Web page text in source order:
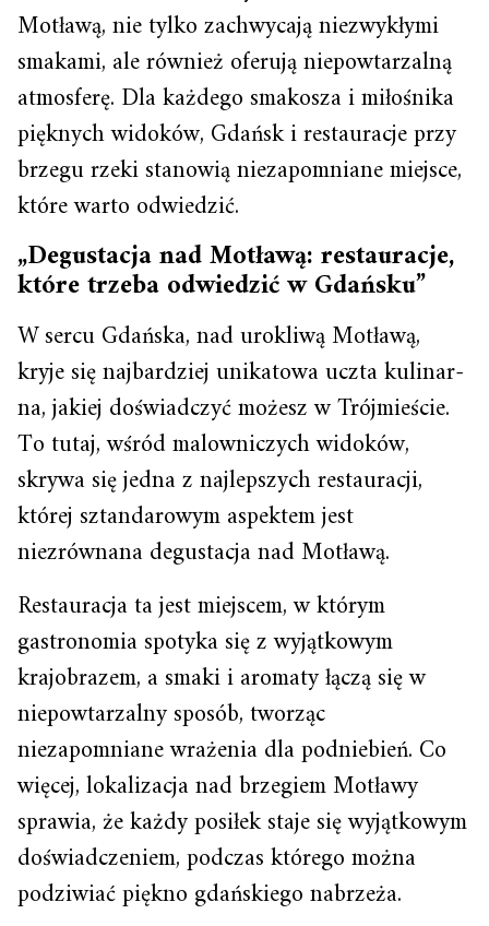
Motławą, nie tylko zachwycają niezwykłymi
smakami, ale również oferują niepowtarzalną
atmosferę. Dla każdego smakosza i miłośnika
pięknych widoków, Gdańsk i restauracje przy
brzegu rzeki stanowią niezapomniane miejsce,
które warto odwiedzić.
„Degustacja nad Motławą: restauracje,
które trzeba odwiedzić w Gdańsku”
W sercu Gdańska, nad urokliwą Motławą,
kryje się najbardziej unikatowa uczta kulinar­
na, jakiej doświadczyć możesz w Trójmieście.
To tutaj, wśród malowniczych widoków,
skrywa się jedna z najlepszych restauracji,
której sztandarowym aspektem jest
niezrównana degustacja nad Motławą.
Restauracja ta jest miejscem, w którym
gastronomia spotyka się z wyjątkowym
krajobrazem, a smaki i aromaty łączą się w
niepowtarzalny sposób, tworząc
niezapomniane wrażenia dla podniebień. Co
więcej, lokalizacja nad brzegiem Motławy
sprawia, że każdy posiłek staje się wyjątkowym
doświadczeniem, podczas którego można
podziwiać piękno gdańskiego nabrzeża.